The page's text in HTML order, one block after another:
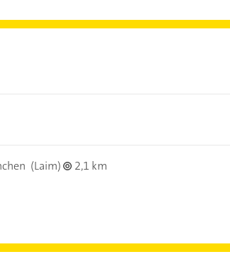
(Laim)
2,1 km